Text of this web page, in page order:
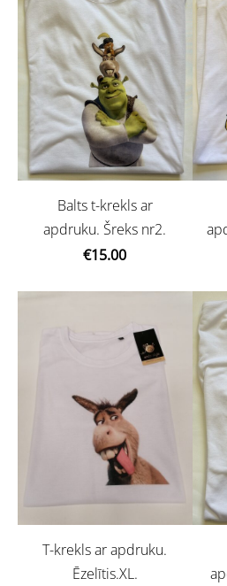
Balts t-krekls ar
apdruku. Šreks nr2.
€15.00
T-krekls ar apdruku.
Ēzelītis.XL.